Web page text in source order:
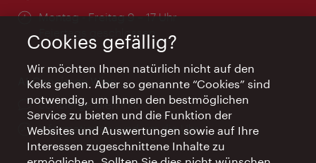
Öffnungszeiten:
Montag - Freitag 9 – 17 Uhr
Feiertags geschlossen
AI Concierge Wien
Ort:
concierge.wien.info
Öffnungszeiten:
Informationen rund um die Uhr
Cookies gefällig?
Wir möchten Ihnen natürlich nicht auf den
Keks gehen. Aber so genannte “Cookies” sind
notwendig, um Ihnen den bestmöglichen
Service zu bieten und die Funktion der
Websites und Auswertungen sowie auf Ihre
Interessen zugeschnittene Inhalte zu